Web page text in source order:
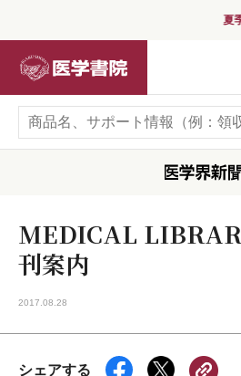
夏
MEDICAL
刊案内
2017.08.28
シェアする